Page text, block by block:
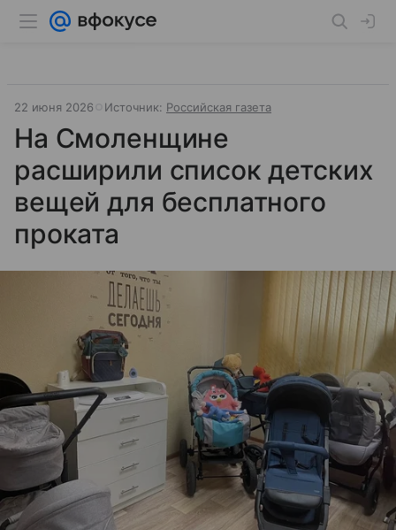
22 июня 2026 Источник: Российская газета
На Смоленщине
расширили список детских
вещей для бесплатного
проката